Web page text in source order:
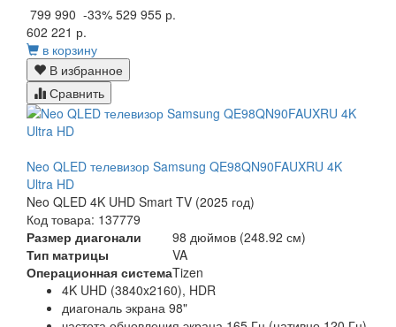
799 990 -33% 529 955 р.
602 221 р.
в корзину
В избранное
Сравнить
Neo QLED телевизор Samsung QE98QN90FAUXRU 4K
Ultra HD
Neo QLED 4K UHD Smart TV (2025 год)
Код товара: 137779
Размер диагонали
98 дюймов (248.92 см)
Тип матрицы
VA
Операционная системаTizen
4K UHD (3840x2160), HDR
диагональ экрана 98"